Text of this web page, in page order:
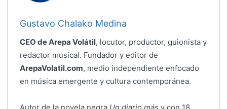
Gustavo Chalako Medina
CEO de Arepa Volátil, locutor, productor, guionista y
redactor musical. Fundador y editor de
ArepaVolatil.com, medio independiente enfocado
en música emergente y cultura contemporánea.